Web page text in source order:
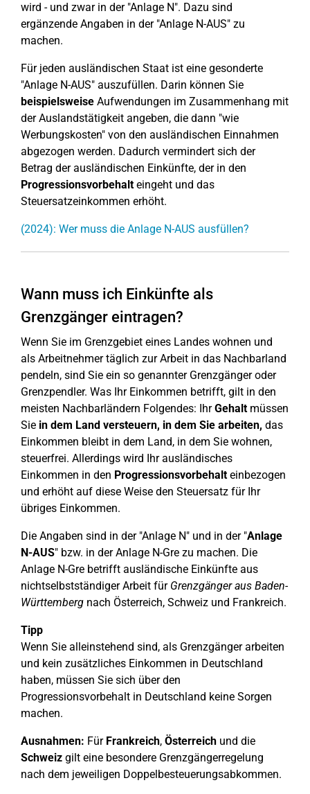
wird - und zwar in der "Anlage N". Dazu sind
ergänzende Angaben in der "Anlage N-AUS" zu
machen.
Für jeden ausländischen Staat ist eine gesonderte
"Anlage N-AUS" auszufüllen. Darin können Sie
beispielsweise Aufwendungen im Zusammenhang mit
der Auslandstätigkeit angeben, die dann "wie
Werbungskosten" von den ausländischen Einnahmen
abgezogen werden. Dadurch vermindert sich der
Betrag der ausländischen Einkünfte, der in den
Progressionsvorbehalteingeht und das
Steuersatzeinkommen erhöht.
(2024): Wer muss die Anlage N-AUS ausfüllen?
Wann muss ich Einkünfte als
Grenzgänger eintragen?
Wenn Sie im Grenzgebiet eines Landes wohnen und
als Arbeitnehmer täglich zur Arbeit in das Nachbarland
pendeln, sind Sie ein so genannter Grenzgänger oder
Grenzpendler. Was Ihr Einkommen betrifft, gilt in den
meisten Nachbarländern Folgendes: IhrGehaltmüssen
Sie in dem Land versteuern, in dem Sie arbeiten, das
Einkommen bleibt in dem Land, in dem Sie wohnen,
steuerfrei. Allerdings wird Ihr ausländisches
Einkommen in den Progressionsvorbehalteinbezogen
und erhöht auf diese Weise den Steuersatz für Ihr
übriges Einkommen.
Die Angaben sind in der "Anlage N" und in der "Anlage
N-AUS" bzw. in der Anlage N-Gre zu machen. Die
Anlage N-Gre betrifft ausländische Einkünfte aus
nichtselbstständiger Arbeit für Grenzgänger aus Baden-
Württemberg nach Österreich, Schweiz und Frankreich.
Tipp
Wenn Sie alleinstehend sind, als Grenzgänger arbeiten
und kein zusätzliches Einkommen in Deutschland
haben, müssen Sie sich über den
Progressionsvorbehalt in Deutschland keine Sorgen
machen.
Ausnahmen: Für Frankreich, Österreich und die
Schweiz gilt eine besondere Grenzgängerregelung
nach dem jeweiligen Doppelbesteuerungsabkommen.